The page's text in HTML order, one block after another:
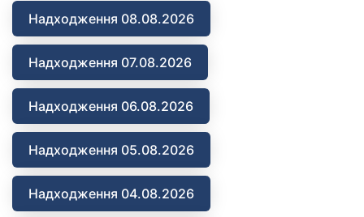
Надходження 08.08.2026
Надходження 07.08.2026
Надходження 06.08.2026
Надходження 05.08.2026
Надходження 04.08.2026